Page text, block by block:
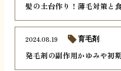
髪の土台作り！薄毛対策と
発毛剤の副作用かゆみや初
2024.08.19 育毛剤